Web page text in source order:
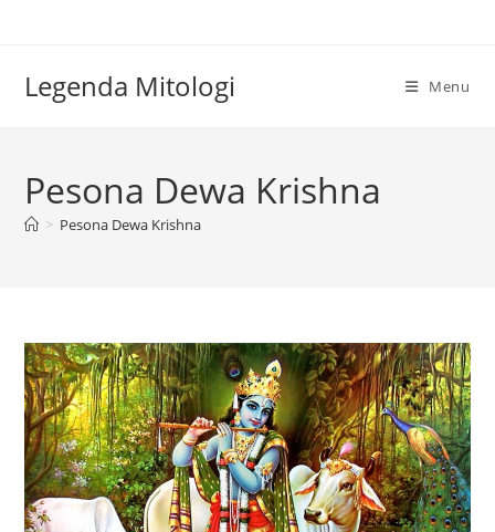
Legenda Mitologi Menu
Pesona Dewa Krishna
> Pesona Dewa Krishna